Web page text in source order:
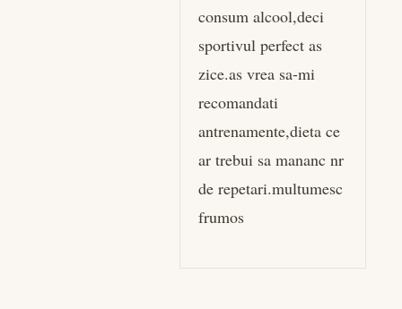
consum alcool,deci
sportivul perfect as
zice.as vrea sa-mi
recomandati
antrenamente,dieta ce
ar trebui sa mananc nr
de repetari.multumesc
frumos